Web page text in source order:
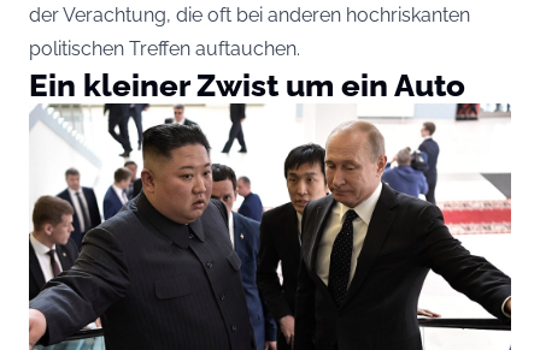
der Verachtung, die oft bei anderen hochriskanten
politischen Treffen auftauchen.
Ein kleiner Zwist um ein Auto